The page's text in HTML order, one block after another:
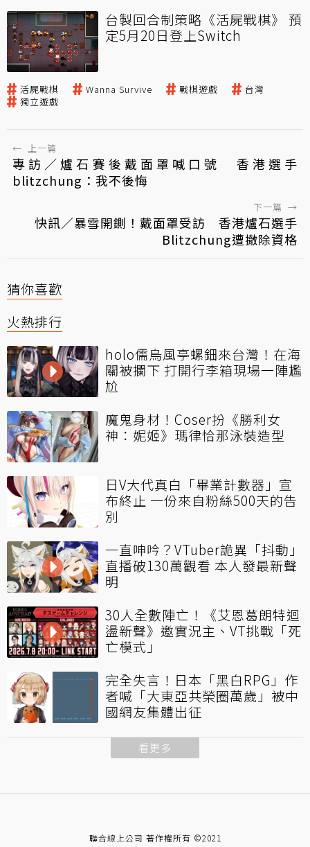
台製回合制策略《活屍戰棋》 預
定5月20日登上Switch
活屍戰棋 Wanna Survive 戰棋遊戲
台灣
獨立遊戲
← 上一篇
專訪／爐石賽後戴面罩喊口號 香港選手
blitzchung：我不後悔
下一篇 →
快訊／暴雪開鍘！戴面罩受訪 香港爐石選手
Blitzchung遭撤除資格
猜你喜歡
火熱排行
holo儒烏風亭螺鈿來台灣！在海
關被攔下 打開行李箱現場一陣尷
尬
魔鬼身材！Coser扮《勝利女
神：妮姬》瑪律恰那泳裝造型
日V大代真白「畢業計數器」宣
布終止 一份來自粉絲500天的告
別
一直呻吟？VTuber詭異「抖動」
直播破130萬觀看 本人發最新聲
明
30人全數陣亡！《艾恩葛朗特迴
盪新聲》邀實況主、VT挑戰「死
亡模式」
完全失言！日本「黑白RPG」作
者喊「大東亞共榮圈萬歲」被中
國網友集體出征
看更多
聯合線上公司 著作權所有 ©2021